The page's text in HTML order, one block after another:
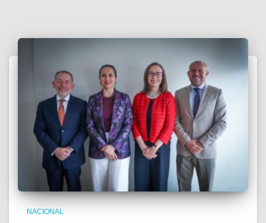
NACIONAL